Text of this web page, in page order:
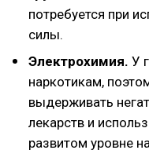
потребуется при
силы.
Электрохимия. У
наркотикам,
выдерживать
лекарств и
развитом уровне